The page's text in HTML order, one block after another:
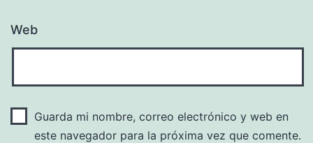
Web
Guarda mi nombre, correo electrónico y web en
este navegador para la próxima vez que comente.